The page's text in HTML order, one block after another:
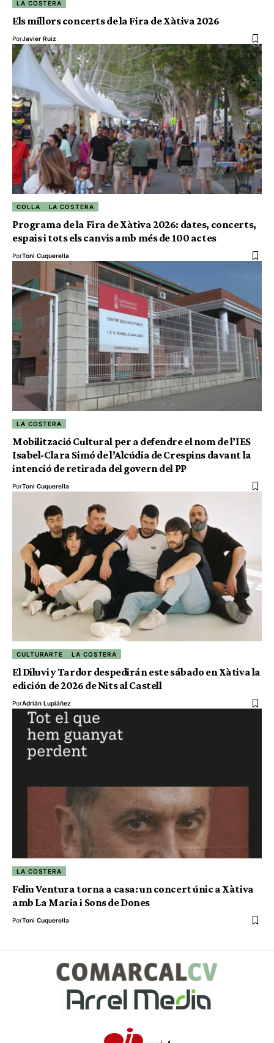
LA COSTERA
Els millors concerts de la Fira de Xàtiva 2026
PorJavier Ruiz
COLLA LA COSTERA
Programa de la Fira de Xàtiva 2026: dates, concerts,
espais i tots els canvis amb més de 100 actes
PorToni Cuquerella
LA COSTERA
Mobilització Cultural per a defendre el nom de l’IES
Isabel-Clara Simó de l’Alcúdia de Crespins davant la
intenció de retirada del govern del PP
PorToni Cuquerella
CULTURARTE LA COSTERA
El Diluvi y Tardor despedirán este sábado en Xàtiva la
edición de 2026 de Nits al Castell
PorAdrián Lupiáñez
LA COSTERA
Feliu Ventura torna a casa: un concert únic a Xàtiva
amb La Maria i Sons de Dones
PorToni Cuquerella